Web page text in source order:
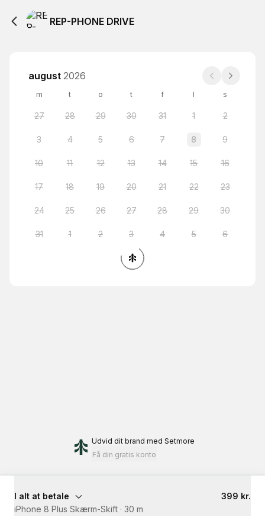
REP-PHONE DRIVE
august 2026
m t o t f l s
27 28 29 30 31 1 2
3 4 5 6 7 8 9
10 11 12 13 14 15 16
17 18 19 20 21 22 23
24 25 26 27 28 29 30
31 1 2 3 4 5 6
Udvid dit brand med Setmore
Få din gratis konto
I alt at betale
399 kr.
iPhone 8 Plus Skærm-Skift · 30 m